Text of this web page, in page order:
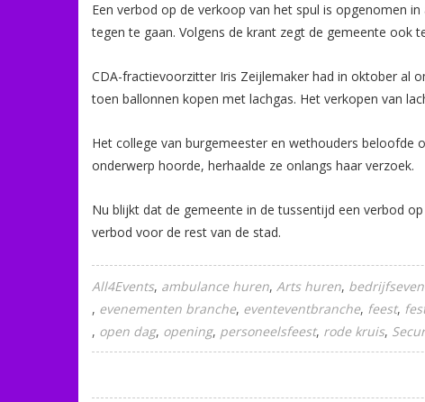
Een verbod op de verkoop van het spul is opgenomen
tegen te gaan. Volgens de krant zegt de gemeente ook
CDA-fractievoorzitter Iris Zeijlemaker had in oktober al
toen ballonnen kopen met lachgas. Het verkopen van
Het college van burgemeester en wethouders
onderwerp hoorde, herhaalde ze onlangs haar verzoek.
Nu blijkt dat de gemeente in de tussentijd een verbod
verbod voor de rest van de stad.
All4Events ambulance huren Arts huren
evenementen branche eventeventbranche feest
open dag opening personeelsfeest rode kruis